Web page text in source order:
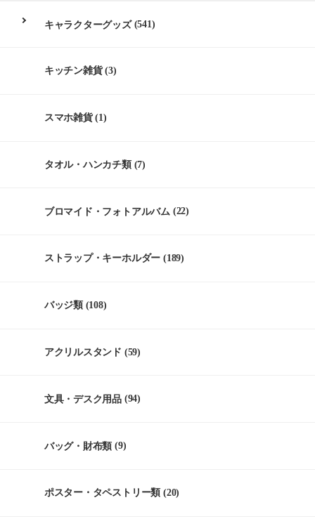
キャラクターグッズ(541)
キッチン雑貨(3)
スマホ雑貨(1)
タオル・ハンカチ類(7)
ブロマイド・フォトアルバム (22)
ストラップ・キーホルダー (189)
バッジ類(108)
アクリルスタンド (59)
文具・デスク用品 (94)
バッグ・財布類 (9)
ポスター・タペストリー類 (20)